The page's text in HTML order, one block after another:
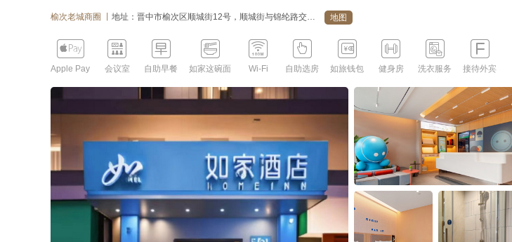
榆次老城商圈 丨 地址：晋中市榆次区顺城街12号，顺城街与锦纶路交叉口，中铁三局五公司对面（原魏榆饭店） 地图

Apple Pay

会议室

自助早餐

如家这碗面

Wi-Fi

自助选房

如旅钱包

健身房

洗衣服务

接待外宾